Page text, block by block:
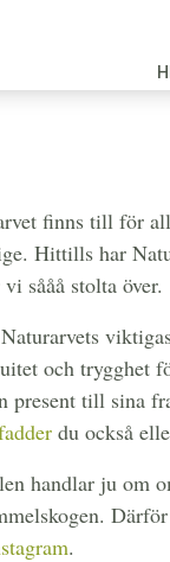
finns till för
Hittills har
sååå stolta över.
och trygghet
present till sina
du också
handlar ju om
.